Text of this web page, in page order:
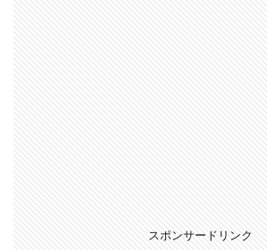
スポンサードリンク